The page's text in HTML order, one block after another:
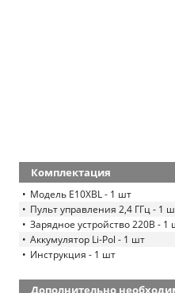
Комплектация
Модель E10XBL - 1 шт
Пульт управления 2,4 ГГц - 1
Зарядное устройство 220В - 1
Аккумулятор Li-Pol - 1 шт
Инструкция - 1 шт